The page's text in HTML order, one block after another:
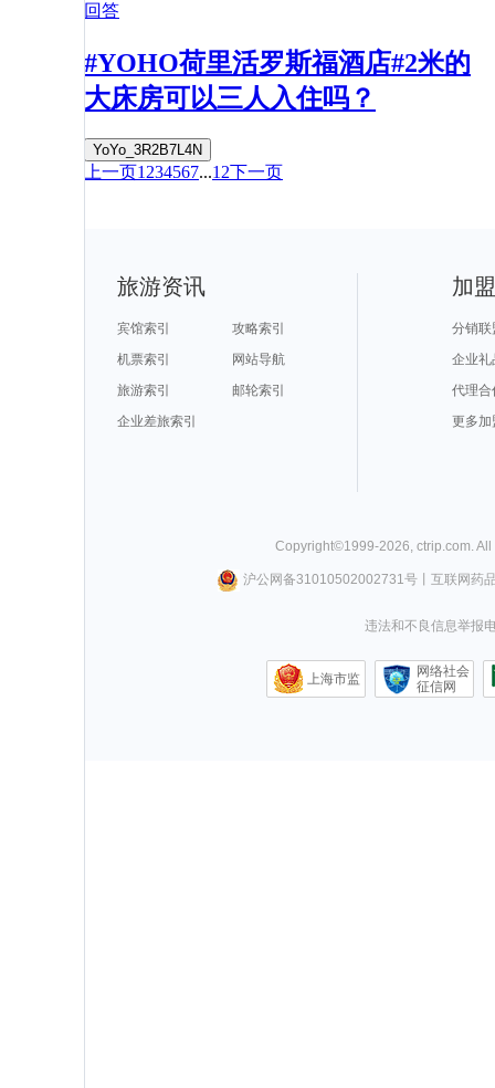
回答
#YOHO荷里活罗斯福酒店#2米的
大床房可以三人入住吗？
YoYo_3R2B7L4N
上一页1 234567...12下一页
旅游资讯
宾馆索引
攻略索引
机票索引
网站导航
旅游索引
邮轮索引
企业差旅索引
加
分销联
企业礼
代理合
更多加
Copyright©1999-2026, ctrip.com.
沪公网备31010502002731号丨 互联网药
违法和不良信息举报
上海市监
网络社会
征信网